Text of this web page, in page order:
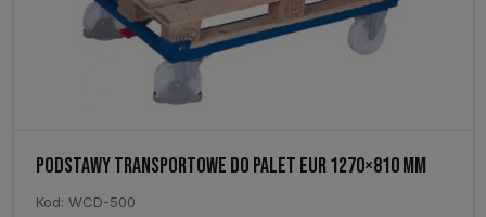
PODSTAWY TRANSPORTOWE DO PALET EUR 1270×810 MM
Kod: WCD-500